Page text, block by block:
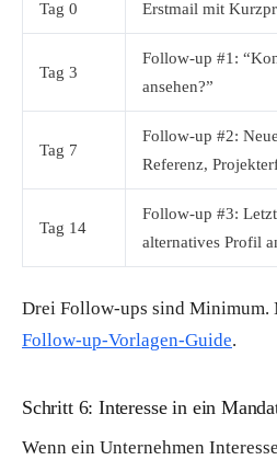
Tag 0 Erstmail mit
Tag 3
Follow-up #1:
ansehen?”
Tag 7
Follow-up #2:
Referenz,
Tag 14
Follow-up #3:
alternatives Profil
Drei Follow-ups sind Minimum.
Follow-up-Vorlagen-Guide.
Schritt 6: Interesse in ein
Wenn ein Unternehmen